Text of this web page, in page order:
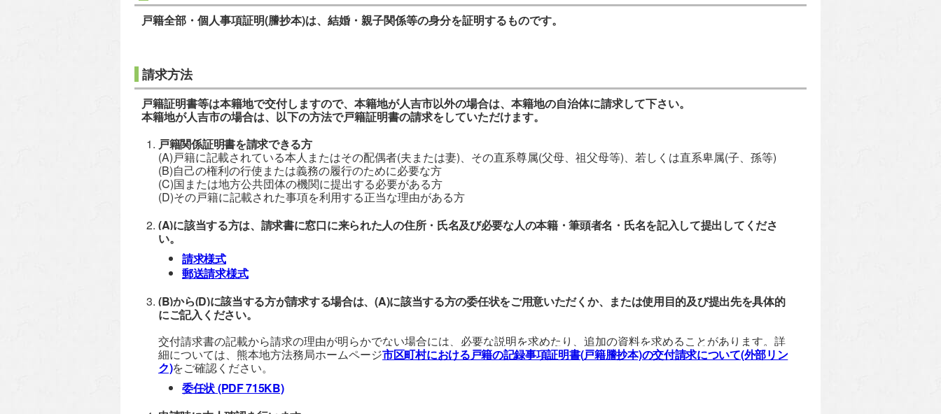
戸籍全部・個人事項証明(謄抄本)は、結婚・親子関係等の身分を証明するものです。
請求方法
戸籍証明書等は本籍地で交付しますので、本籍地が人吉市以外の場合は、本籍地の自治体に請求して下さい。
本籍地が人吉市の場合は、以下の方法で戸籍証明書の請求をしていただけます。
戸籍関係証明書を請求できる方
(A)戸籍に記載されている本人またはその配偶者(夫または妻)、その直系尊属(父母、祖父母等)、若しくは直系卑属(子、孫等)
(B)自己の権利の行使または義務の履行のために必要な方
(C)国または地方公共団体の機関に提出する必要がある方
(D)その戸籍に記載された事項を利用する正当な理由がある方
(A)に該当する方は、請求書に窓口に来られた人の住所・氏名及び必要な人の本籍・筆頭者名・氏名を記入して提出してくださ
い。
請求様式
郵送請求様式
(B)から(D)に該当する方が請求する場合は、(A)に該当する方の委任状をご用意いただく か、または使用目的及び提出先を具体的
にご記入ください。
交付請求書の記載から請求の理由が明らかでない場合には、必要な説明を求めたり、追加の資料を求めることがあります。詳
細については、熊本地方法務局ホームページ市区町村における戸籍の記録事項証明書(戸籍謄抄本)の交付請求について(外部リン
ク)をご確認ください。
委任状(PDF 715KB)